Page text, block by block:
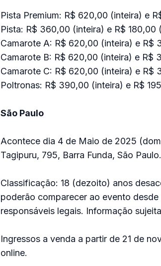
Pista Premium: R$ 620,00 (inteira) e
Pista: R$ 360,00 (inteira) e R$ 180,00
Camarote A: R$ 620,00 (inteira) e R$
Camarote B: R$ 620,00 (inteira) e R$
Camarote C: R$ 620,00 (inteira) e R$
Poltronas: R$ 390,00 (inteira) e R$
São Paulo
Acontece dia 4 de Maio de 2025
Tagipuru, 795, Barra Funda, São Paulo.
Classificação: 18 (dezoito) anos
poderão comparecer ao evento
responsáveis legais. Informação
Ingressos a venda a partir de 21 de
online.